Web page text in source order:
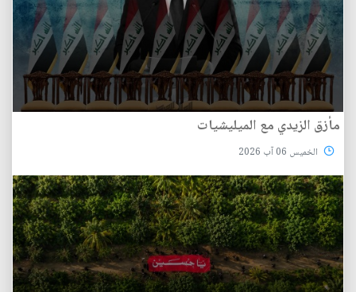
مأزق الزيدي مع الميليشيات
الخميس 06 آب 2026